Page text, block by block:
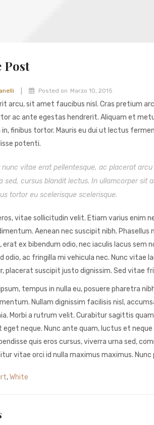
Post
Posted on Marzo 10, 2015
arcu, sit amet faucibus nisl. Cras pretium
ac ante egestas hendrerit. Aliquam et
in, finibus tortor. Mauris eu dui ut lectus
potenti.
nunc vitae erat pellentesque, ac placerat
sed, cursus blandit lectus. In ullamcorper sit
tortor eu scelerisque scelerisque.
vitae sollicitudin velit. Etiam varius enim
Aenean nec suscipit nibh.
ex bibendum odio, nec iaculis lacus sem
ac fringilla mi vehicula nec. Nunc vitae
placerat suscipit justo dignissim. Sed vitae
tempus in nulla eu, posuere pharetra
Nullam dignissim facilisis nisl,
Morbi a rutrum velit. Curabitur sagittis
neque. Nunc ante quam, luctus et
quis eros cursus, viverra urna sed,
vitae orci id nulla maximus maximus.
,White